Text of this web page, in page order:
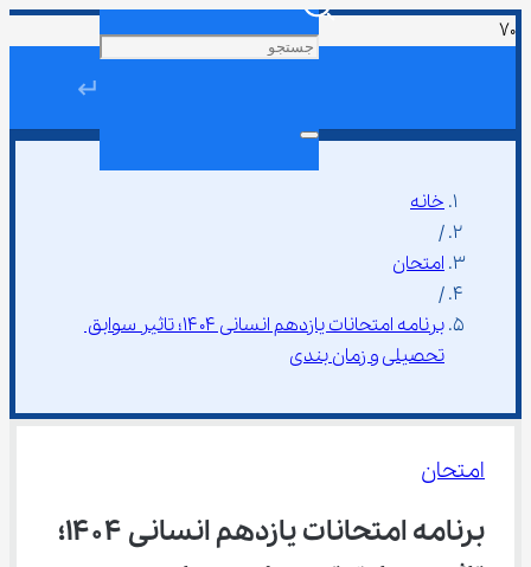
↵
خانه
/
امتحان
/
برنامه امتحانات یازدهم انسانی ۱۴۰۴؛ تاثیر سوابق
تحصیلی و زمان بندی
امتحان
برنامه امتحانات یازدهم انسانی ۱۴۰۴؛